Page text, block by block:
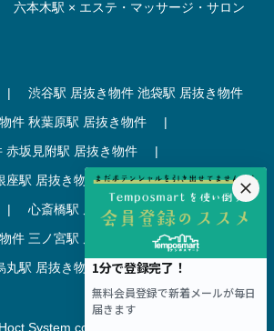
六本木駅 × エステ・マッサージ・サロン
| 渋谷駅 居抜き物件 池袋駅 居抜き物件
件 秋葉原駅 居抜き物件
|
赤坂見附駅 居抜き物件
|
座駅 居抜き物件 |
吉祥寺駅 居抜き物件
| 心斎橋駅 居抜き物件 本町駅 居抜き物件
件 三ノ宮駅 居抜き物件
|
丸駅 居抜き物件 | 四条駅 居抜き物件
System corp. All rights reserved.